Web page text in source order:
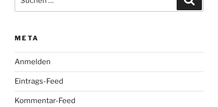
nach:
META
Anmelden
Eintrags-Feed
Kommentar-Feed